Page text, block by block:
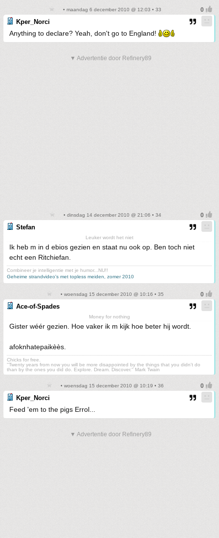
• maandag 6 december 2010 @ 12:03 • 33
Kper_Norci
Anything to declare? Yeah, don't go to England!
▼ Advertentie door Refinery89
• dinsdag 14 december 2010 @ 21:06 • 34
Stefan
Leuker wordt het niet
Ik heb m in d ebios gezien en staat nu ook op. Ben toch niet
echt een Ritchiefan.
Combineer je intelligentie met je humor...NU!!
Geheime strandvideo's met topless meiden, zomer 2010
• woensdag 15 december 2010 @ 10:16 • 35
Ace-of-Spades
Money for nothing
Gister wéér gezien. Hoe vaker ik m kijk hoe beter hij wordt.
afoknhatepaikèès.
Chicks for free.
''Twenty years from now you will be more disappointed by the things that you didn't do
than by the ones you did do. Explore. Dream. Discover.'' Mark Twain
• woensdag 15 december 2010 @ 10:19 • 36
Kper_Norci
Feed 'em to the pigs Errol...
▼ Advertentie door Refinery89